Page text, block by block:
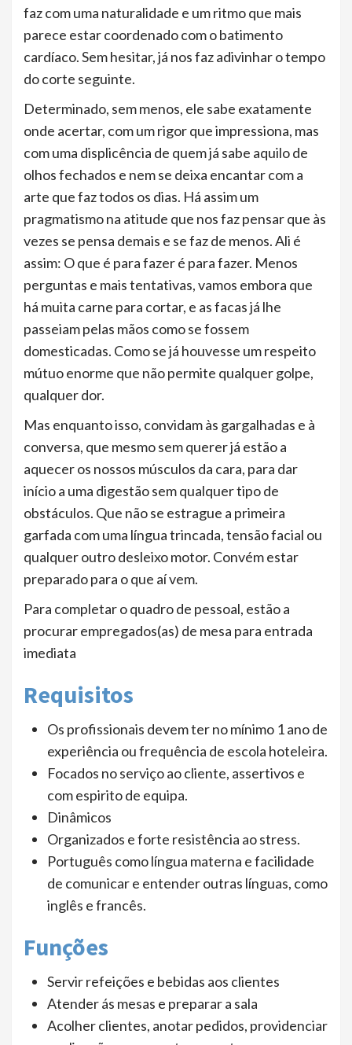
faz com uma naturalidade e um ritmo que mais
parece estar coordenado com o batimento
cardíaco. Sem hesitar, já nos faz adivinhar o tempo
do corte seguinte.
Determinado, sem menos, ele sabe exatamente
onde acertar, com um rigor que impressiona, mas
com uma displicência de quem já sabe aquilo de
olhos fechados e nem se deixa encantar com a
arte que faz todos os dias. Há assim um
pragmatismo na atitude que nos faz pensar que às
vezes se pensa demais e se faz de menos. Ali é
assim: O que é para fazer é para fazer. Menos
perguntas e mais tentativas, vamos embora que
há muita carne para cortar, e as facas já lhe
passeiam pelas mãos como se fossem
domesticadas. Como se já houvesse um respeito
mútuo enorme que não permite qualquer golpe,
qualquer dor.
Mas enquanto isso, convidam às gargalhadas e à
conversa, que mesmo sem querer já estão a
aquecer os nossos músculos da cara, para dar
início a uma digestão sem qualquer tipo de
obstáculos. Que não se estrague a primeira
garfada com uma língua trincada, tensão facial ou
qualquer outro desleixo motor. Convém estar
preparado para o que aí vem.
Para completar o quadro de pessoal, estão a
procurar empregados(as) de mesa para entrada
imediata
Requisitos
Os profissionais devem ter no mínimo 1 ano de
experiência ou frequência de escola hoteleira.
Focados no serviço ao cliente, assertivos e
com espirito de equipa.
Dinâmicos
Organizados e forte resistência ao stress.
Português como língua materna e facilidade
de comunicar e entender outras línguas, como
inglês e francês.
Funções
Servir refeições e bebidas aos clientes
Atender ás mesas e preparar a sala
Acolher clientes, anotar pedidos, providenciar